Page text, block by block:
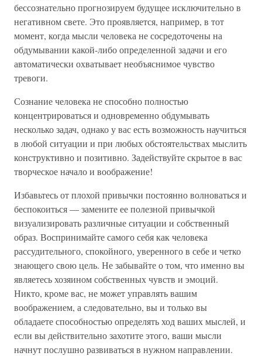
бессознательно прогнозируем будущее исключительно в
негативном свете. Это проявляется, например, в тот
момент, когда мысли человека не сосредоточены на
обдумывании какой-либо определенной задачи и его
автоматически охватывает необъяснимое чувство
тревоги.
Сознание человека не способно полностью
концентрироваться и одновременно обдумывать
несколько задач, однако у вас есть возможность научиться
в любой ситуации и при любых обстоятельствах мыслить
конструктивно и позитивно. Задействуйте скрытое в вас
творческое начало и воображение!
Избавьтесь от плохой привычки постоянно волноваться и
беспокоиться — замените ее полезной привычкой
визуализировать различные ситуации и собственный
образ. Воспринимайте самого себя как человека
рассудительного, спокойного, уверенного в себе и четко
знающего свою цель. Не забывайте о том, что именно вы
являетесь хозяином собственных чувств и эмоций.
Никто, кроме вас, не может управлять вашим
воображением, а следовательно, вы и только вы
обладаете способностью определять ход ваших мыслей, и
если вы действительно захотите этого, ваши мысли
начнут послушно развиваться в нужном направлении.